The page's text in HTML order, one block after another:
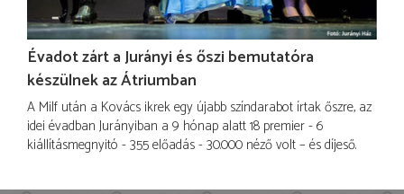
Évadot zárt a Jurányi és őszi bemutatóra
készülnek az Átriumban
A Milf után a Kovács ikrek egy újabb színdarabot írtak őszre, az
idei évadban Jurányiban a 9 hónap alatt 18 premier - 6
kiállításmegnyitó - 355 előadás - 30.000 néző volt – és díjeső.